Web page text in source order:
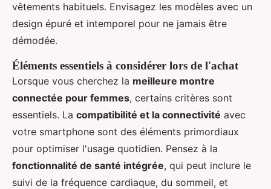
vêtements habituels. Envisagez les modèles avec un
design épuré et intemporel pour ne jamais être
démodée.
Éléments essentiels à considérer lors de l'achat
Lorsque vous cherchez la meilleure montre
connectée pour femmes, certains critères sont
essentiels. La compatibilité et la connectivité avec
votre smartphone sont des éléments primordiaux
pour optimiser l'usage quotidien. Pensez à la
fonctionnalité de santé intégrée, qui peut inclure le
suivi de la fréquence cardiaque, du sommeil, et